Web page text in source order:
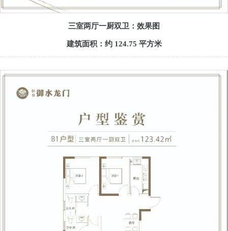
三室两厅一厨双卫：效果图
建筑面积：约 124.75 平方米